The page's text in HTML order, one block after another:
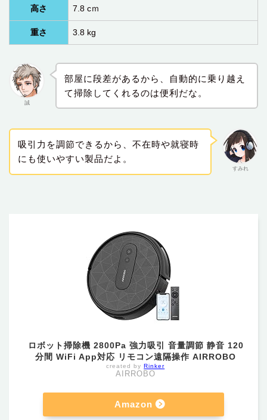
高さ 7.8 cｍ
重さ 3.8 kg
誠
部屋に段差があるから、自動的に乗り越え
て掃除してくれるのは便利だな。
すみれ
吸引力を調節できるから、不在時や就寝時
にも使いやすい製品だよ。
ロボット掃除機 2800Pa 強力吸引 音量調節 静音 120
分間 WiFi App対応 リモコン遠隔操作 AIRROBO
created byRinker
AIRROBO
Amazon